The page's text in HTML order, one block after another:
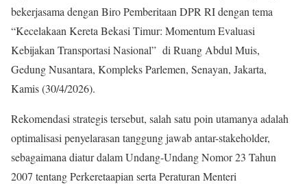
bekerjasama dengan Biro Pemberitaan DPR RI dengan tema
“Kecelakaan Kereta Bekasi Timur: Momentum Evaluasi
Kebijakan Transportasi Nasional” di Ruang Abdul Muis,
Gedung Nusantara, Kompleks Parlemen, Senayan, Jakarta,
Kamis (30/4/2026).
Rekomendasi strategis tersebut, salah satu poin utamanya adalah
optimalisasi penyelarasan tanggung jawab antar-stakeholder,
sebagaimana diatur dalam Undang-Undang Nomor 23 Tahun
2007 tentang Perkeretaapian serta Peraturan Menteri